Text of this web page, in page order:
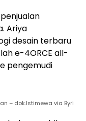
Ariya
desain terbaru
e-4ORCE all-
pengemudi
– dok.Istimewa via Byri